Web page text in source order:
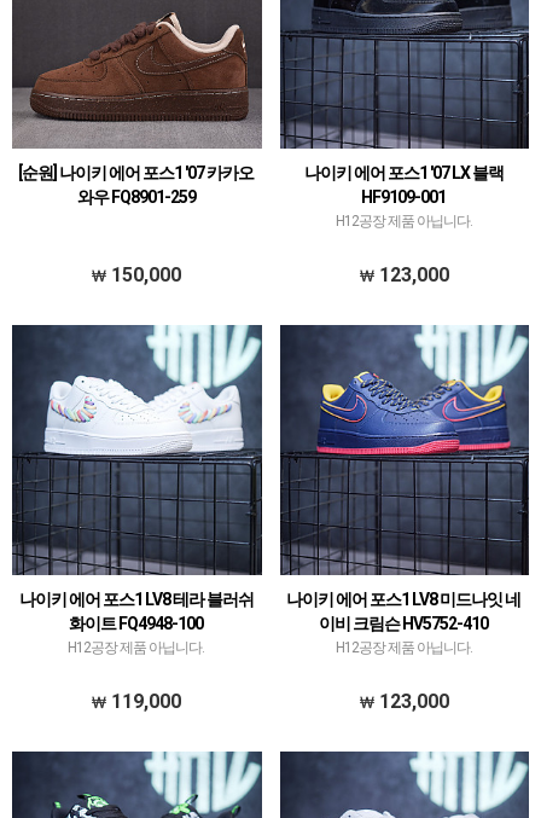
[순원] 나이키 에어 포스1 '07 카카오
와우 FQ8901-259
150,000
나이키 에어 포스1 '07 LX 블랙
HF9109-001
H12공장 제품 아닙니다.
123,000
나이키 에어 포스1 LV8 테라 블러쉬
화이트 FQ4948-100
H12공장 제품 아닙니다.
119,000
나이키 에어 포스1 LV8 미드나잇 네
이비 크림슨 HV5752-410
H12공장 제품 아닙니다.
123,000